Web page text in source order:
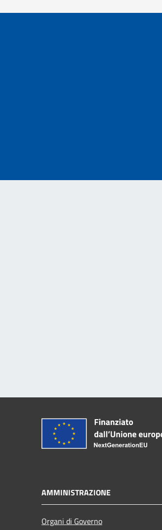
AMMINISTRAZIONE
Organi di Governo